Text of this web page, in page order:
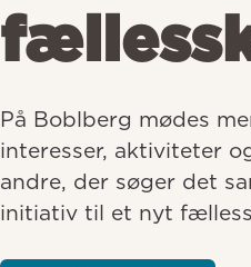
På Boblberg mødes
interesser, aktiviteter
andre, der søger det
initiativ til et nyt